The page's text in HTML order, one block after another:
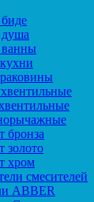
ванны
бронза
золото
хром
смесителей
ABBER